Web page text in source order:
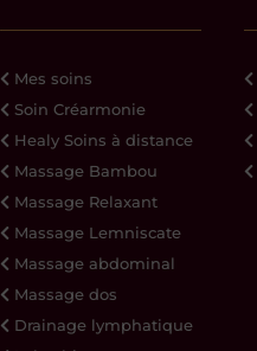
Mes soins
Soin Créarmonie
Healy Soins à distance
Massage Bambou
Massage Relaxant
Massage Lemniscate
Massage abdominal
Massage dos
Drainage lymphatique